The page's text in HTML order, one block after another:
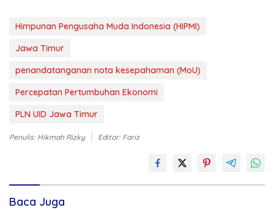
Himpunan Pengusaha Muda Indonesia (HIPMI)
Jawa Timur
penandatanganan nota kesepahaman (MoU)
Percepatan Pertumbuhan Ekonomi
PLN UID Jawa Timur
Penulis: Hikmah Rizky Editor: Fariz
Baca Juga